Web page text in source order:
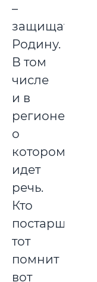
–
защищать
Родину.
В том
числе
и в
регионе,
о
котором
идет
речь.
Кто
постарше,
тот
помнит
вот